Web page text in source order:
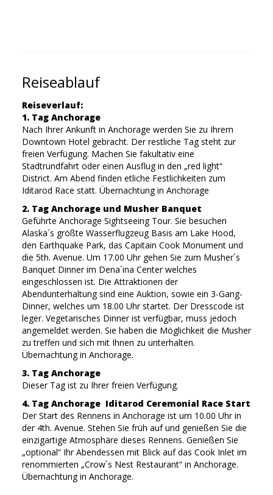
Reiseablauf
Reiseverlauf:
1. Tag Anchorage
Nach Ihrer Ankunft in Anchorage werden Sie zu Ihrem
Downtown Hotel gebracht. Der restliche Tag steht zur
freien Verfügung. Machen Sie fakultativ eine
Stadtrundfahrt oder einen Ausflug in den „red light“
District. Am Abend finden etliche Festlichkeiten zum
Iditarod Race statt. Übernachtung in Anchorage
2. Tag Anchorage und Musher Banquet
Geführte Anchorage Sightseeing Tour. Sie besuchen
Alaska´s größte Wasserflugzeug Basis am Lake Hood,
den Earthquake Park, das Capitain Cook Monument und
die 5th. Avenue. Um 17.00 Uhr gehen Sie zum Musher´s
Banquet Dinner im Dena´ina Center welches
eingeschlossen ist. Die Attraktionen der
Abendunterhaltung sind eine Auktion, sowie ein 3-Gang-
Dinner, welches um 18.00 Uhr startet. Der Dresscode ist
leger. Vegetarisches Dinner ist verfügbar, muss jedoch
angemeldet werden. Sie haben die Möglichkeit die Musher
zu treffen und sich mit Ihnen zu unterhalten.
Übernachtung in Anchorage.
3. Tag Anchorage
Dieser Tag ist zu Ihrer freien Verfügung.
4. Tag Anchorage Iditarod Ceremonial Race Start
Der Start des Rennens in Anchorage ist um 10.00 Uhr in
der 4th. Avenue. Stehen Sie früh auf und genießen Sie die
einzigartige Atmosphäre dieses Rennens. Genießen Sie
„optional“ Ihr Abendessen mit Blick auf das Cook Inlet im
renommierten „Crow´s Nest Restaurant“ in Anchorage.
Übernachtung in Anchorage.